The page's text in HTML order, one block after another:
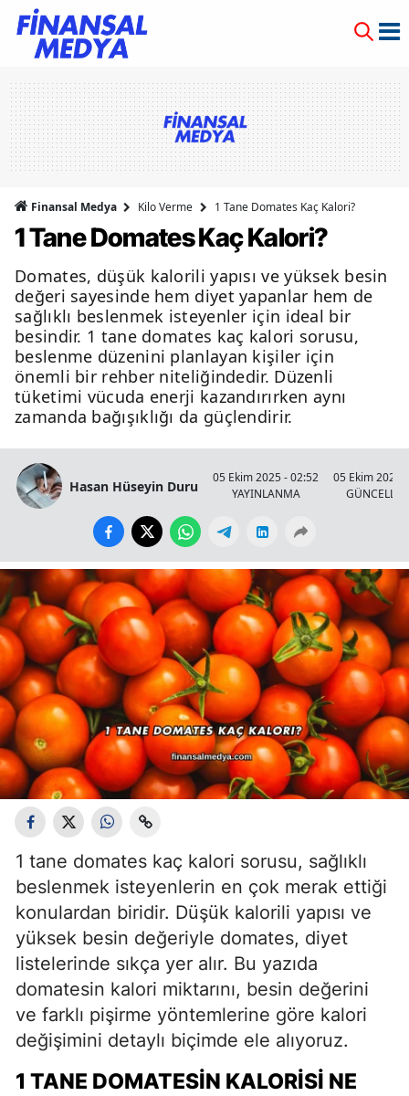
Finansal Medya Kilo Verme 1 Tane Domates Kaç Kalori?
1 Tane Domates Kaç Kalori?
Domates, düşük kalorili yapısı ve yüksek besin
değeri sayesinde hem diyet yapanlar hem de
sağlıklı beslenmek isteyenler için ideal bir
besindir. 1 tane domates kaç kalori sorusu,
beslenme düzenini planlayan kişiler için
önemli bir rehber niteliğindedir. Düzenli
tüketimi vücuda enerji kazandırırken aynı
zamanda bağışıklığı da güçlendirir.
Hasan Hüseyin Duru
05 Ekim 2025 - 02:52
YAYINLANMA
05 Ekim 2025
1 tane domates kaç kalori sorusu, sağlıklı
beslenmek isteyenlerin en çok merak ettiği
konulardan biridir. Düşük kalorili yapısı ve
yüksek besin değeriyle domates, diyet
listelerinde sıkça yer alır. Bu yazıda
domatesin kalori miktarını, besin değerini
ve farklı pişirme yöntemlerine göre kalori
değişimini detaylı biçimde ele alıyoruz.
1 TANE DOMATESIN KALORISI NE